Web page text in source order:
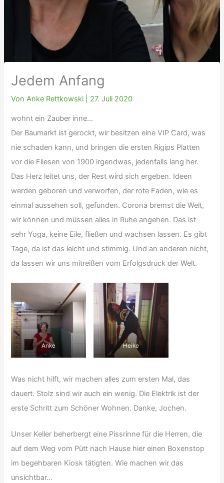
Jedem Anfang
VonAnke Rettkowski 27. Juli 2020
wohnt ein Zauber inne…
Der Baumarkt ist gerockt, wir besitzen eine VIP Card, was
nie schaden kann, und bringen die ersten Rigips Platten
vor die Fliesen von 1900 irgendwas, jedenfalls lang her.
Das Herz leitet uns, der Rest wird sich ergeben. Ideen
werden geboren und verworfen, der rote Faden, wie es
einmal aussehen soll, gefunden. Corona bremst die Welt,
wir können und müssen alles in Ruhe angehen. Das ist
sehr Yoga, keine Eile, fließen und wachsen lassen. Es gibt
Tage, da ist das leicht und stimmig. Und an anderen nicht,
da lassen wir uns mitreißen vom Erfolgsdruck der Welt.
Anke Heike
Was nicht hilft, wir machen alles zum ersten Mal, das
dauert. Stolz sind wir auch ein wenig. Die Elektrik ist der
erste Schritt zum Schöner Wohnen. Danke, Jochen.
Unser Keller beherbergt eine Pissrinne für die Herren, die
auf dem Weg vom Pütt nach Hause hier einen Boxenstop
im begehbaren Kiosk tätigten. Wie machen wir das
unsichtbar…